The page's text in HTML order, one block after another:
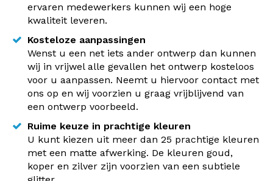
ervaren medewerkers kunnen wij een hoge
kwaliteit leveren.
Kosteloze aanpassingen
Wenst u een net iets ander ontwerp dan kunnen
wij in vrijwel alle gevallen het ontwerp kosteloos
voor u aanpassen. Neemt u hiervoor contact met
ons op en wij voorzien u graag vrijblijvend van
een ontwerp voorbeeld.
Ruime keuze in prachtige kleuren
U kunt kiezen uit meer dan 25 prachtige kleuren
met een matte afwerking. De kleuren goud,
koper en zilver zijn voorzien van een subtiele